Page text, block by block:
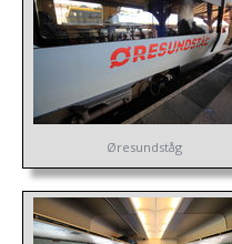
Øresundståg